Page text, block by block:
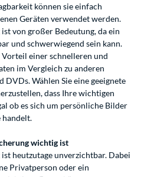
können sie einfach
Geräten verwendet werden.
von großer Bedeutung, da ein
und schwerwiegend sein kann.
einer schnelleren und
im Vergleich zu anderen
DVDs. Wählen Sie eine geeignete
dass Ihre wichtigen
ob es sich um persönliche Bilder
handelt.
wichtig ist
heutzutage unverzichtbar. Dabei
Privatperson oder ein